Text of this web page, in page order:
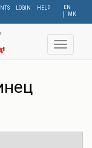
EN
МК
LOGIN HELP
Toggle